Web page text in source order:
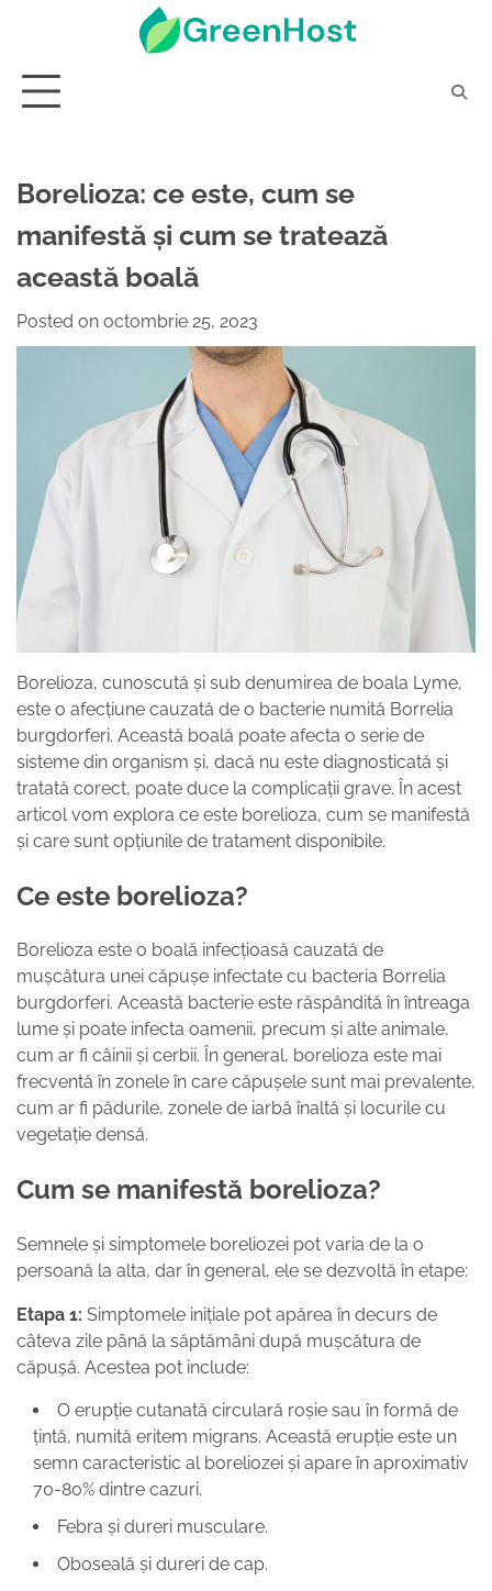
Borelioza: ce este, cum se
manifestă și cum se tratează
această boală
Posted on octombrie 25, 2023
Borelioza, cunoscută și sub denumirea de boala Lyme,
este o afecțiune cauzată de o bacterie numită Borrelia
burgdorferi. Această boală poate afecta o serie de
sisteme din organism și, dacă nu este diagnosticată și
tratată corect, poate duce la complicații grave. În acest
articol vom explora ce este borelioza, cum se manifestă
și care sunt opțiunile de tratament disponibile.
Ce este borelioza?
Borelioza este o boală infecțioasă cauzată de
mușcătura unei căpușe infectate cu bacteria Borrelia
burgdorferi. Această bacterie este răspândită în întreaga
lume și poate infecta oamenii, precum și alte animale,
cum ar fi câinii și cerbii. În general, borelioza este mai
frecventă în zonele în care căpușele sunt mai prevalente,
cum ar fi pădurile, zonele de iarbă înaltă și locurile cu
vegetație densă.
Cum se manifestă borelioza?
Semnele și simptomele boreliozei pot varia de la o
persoană la alta, dar în general, ele se dezvoltă în etape:
Etapa 1: Simptomele inițiale pot apărea în decurs de
câteva zile până la săptămâni după mușcătura de
căpușă. Acestea pot include:
O erupție cutanată circulară roșie sau în formă de
țintă, numită eritem migrans. Această erupție este un
semn caracteristic al boreliozei și apare în aproximativ
70-80% dintre cazuri.
Febra și dureri musculare.
Oboseală și dureri de cap.